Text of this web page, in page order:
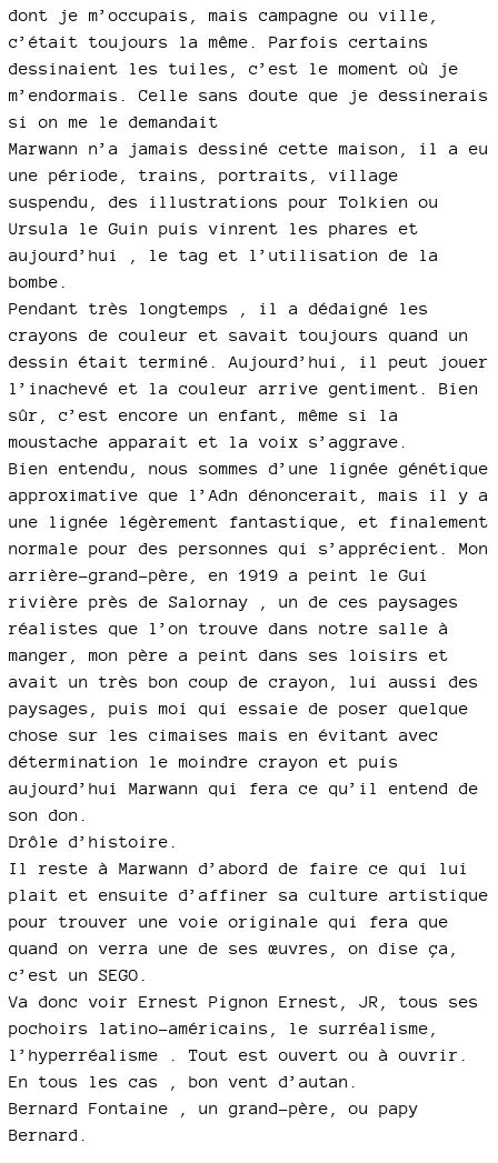
dont je m’occupais, mais campagne ou ville,
c’était toujours la même. Parfois certains
dessinaient les tuiles, c’est le moment où je
m’endormais. Celle sans doute que je dessinerais
si on me le demandait
Marwann n’a jamais dessiné cette maison, il a eu
une période, trains, portraits, village
suspendu, des illustrations pour Tolkien ou
Ursula le Guin puis vinrent les phares et
aujourd’hui , le tag et l’utilisation de la
bombe.
Pendant très longtemps , il a dédaigné les
crayons de couleur et savait toujours quand un
dessin était terminé. Aujourd’hui, il peut jouer
l’inachevé et la couleur arrive gentiment. Bien
sûr, c’est encore un enfant, même si la
moustache apparait et la voix s’aggrave.
Bien entendu, nous sommes d’une lignée génétique
approximative que l’Adn dénoncerait, mais il y a
une lignée légèrement fantastique, et finalement
normale pour des personnes qui s’apprécient. Mon
arrière-grand-père, en 1919 a peint le Gui
rivière près de Salornay , un de ces paysages
réalistes que l’on trouve dans notre salle à
manger, mon père a peint dans ses loisirs et
avait un très bon coup de crayon, lui aussi des
paysages, puis moi qui essaie de poser quelque
chose sur les cimaises mais en évitant avec
détermination le moindre crayon et puis
aujourd’hui Marwann qui fera ce qu’il entend de
son don.
Drôle d’histoire.
Il reste à Marwann d’abord de faire ce qui lui
plait et ensuite d’affiner sa culture artistique
pour trouver une voie originale qui fera que
quand on verra une de ses œuvres, on dise ça,
c’est un SEGO.
Va donc voir Ernest Pignon Ernest, JR, tous ses
pochoirs latino-américains, le surréalisme,
l’hyperréalisme . Tout est ouvert ou à ouvrir.
En tous les cas , bon vent d’autan.
Bernard Fontaine , un grand-père, ou papy
Bernard.